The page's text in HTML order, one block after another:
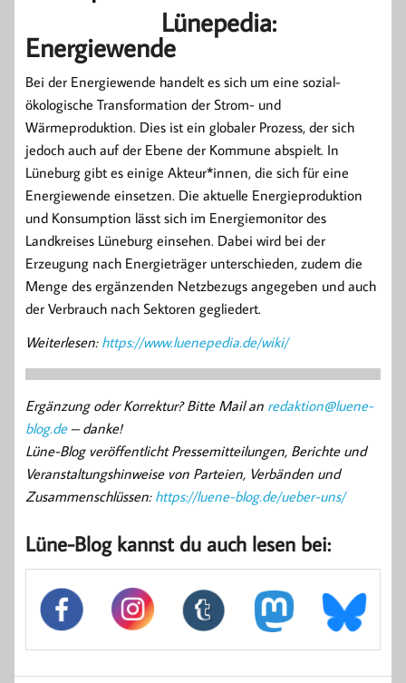
Lünepedia:
Energiewende
Bei der Energiewende handelt es sich um eine sozial-
ökologische Transformation der Strom- und
Wärmeproduktion. Dies ist ein globaler Prozess, der sich
jedoch auch auf der Ebene der Kommune abspielt. In
Lüneburg gibt es einige Akteur*innen, die sich für eine
Energiewende einsetzen. Die aktuelle Energieproduktion
und Konsumption lässt sich im Energiemonitor des
Landkreises Lüneburg einsehen. Dabei wird bei der
Erzeugung nach Energieträger unterschieden, zudem die
Menge des ergänzenden Netzbezugs angegeben und auch
der Verbrauch nach Sektoren gegliedert.
Weiterlesen: https://www.luenepedia.de/wiki/
Ergänzung oder Korrektur? Bitte Mail an redaktion@luene-
blog.de– danke!
Lüne-Blog veröffentlicht Pressemitteilungen, Berichte und
Veranstaltungshinweise von Parteien, Verbänden und
Zusammenschlüssen: https://luene-blog.de/ueber-uns/
Lüne-Blog kannst du auch lesen bei: